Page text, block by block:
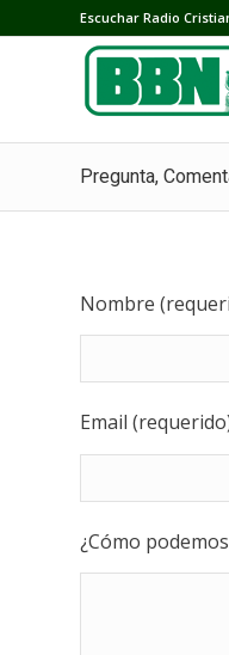
Escuchar Radio
Pregunta,
Nombre
Email
¿Cómo